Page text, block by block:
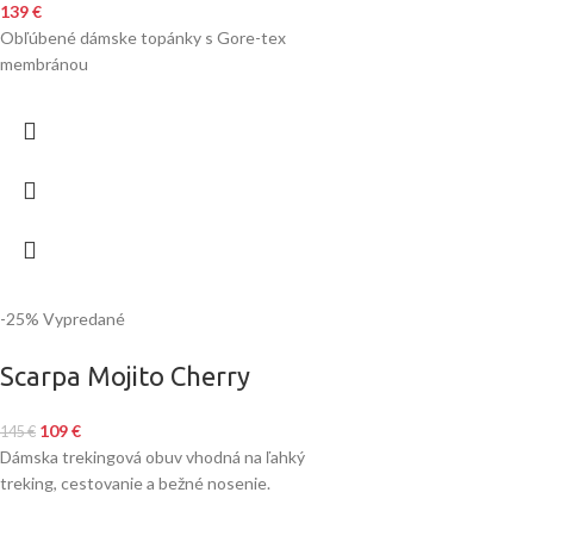
139€
Obľúbené dámske topánky s Gore-tex
membránou
-25% Vypredané
Scarpa Mojito Cherry
145€ 109€
Dámska trekingová obuv vhodná na ľahký
treking, cestovanie a bežné nosenie.